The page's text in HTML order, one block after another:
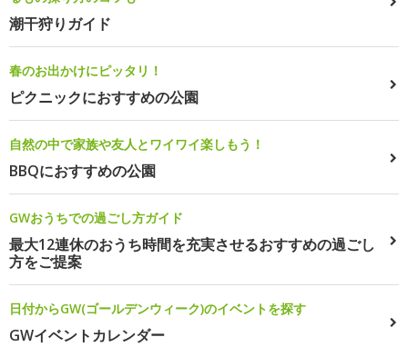
潮干狩りガイド
春のお出かけにピッタリ！
ピクニックにおすすめの公園
自然の中で家族や友人とワイワイ楽しもう！
BBQにおすすめの公園
GWおうちでの過ごし方ガイド
最大12連休のおうち時間を充実させるおすすめの過ごし
方をご提案
日付からGW(ゴールデンウィーク)のイベントを探す
GWイベントカレンダー